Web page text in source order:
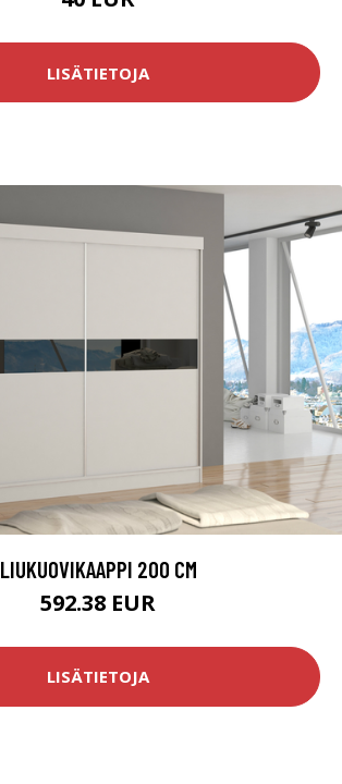
LISÄTIETOJA
LIUKUOVIKAAPPI 200 CM
592.38 EUR
LISÄTIETOJA